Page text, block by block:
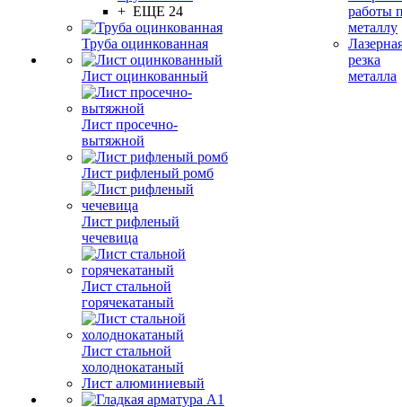
+ ЕЩЕ 24
Труба оцинкованная
Лист оцинкованный
Лист просечно-
вытяжной
Лист рифленый ромб
Лист рифленый
чечевица
Лист стальной
горячекатаный
Лист стальной
холоднокатаный
Лист алюминиевый
работы
металлу
резка
металла